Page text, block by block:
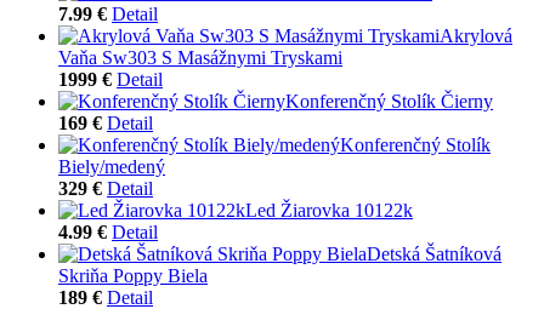
7.99 € Detail
Akrylová
Vaňa Sw303 S Masážnymi Tryskami
1999 € Detail
Konferenčný Stolík Čierny
169 € Detail
Konferenčný Stolík
Biely/medený
329 € Detail
Led Žiarovka 10122k
4.99 € Detail
Detská Šatníková
Skriňa Poppy Biela
189 € Detail